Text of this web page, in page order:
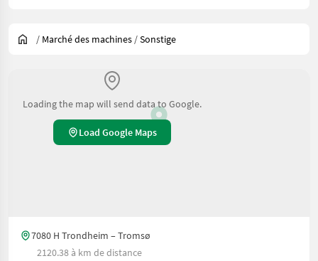
/ Marché des machines /Sonstige
Loading the map will send data to Google.
Load Google Maps
7080 H Trondheim – Tromsø
2120.38 à km de distance